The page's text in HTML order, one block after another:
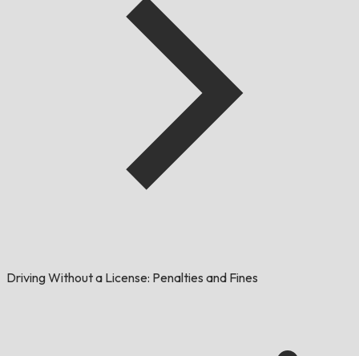
Driving Without a License: Penalties and Fines